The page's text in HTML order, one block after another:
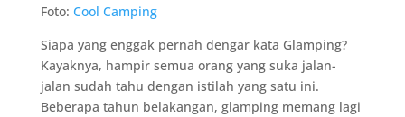
Foto: Cool Camping
Siapa yang enggak pernah dengar kata Glamping?
Kayaknya, hampir semua orang yang suka jalan-
jalan sudah tahu dengan istilah yang satu ini.
Beberapa tahun belakangan, glamping memang lagi